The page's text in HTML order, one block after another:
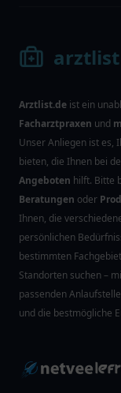
arztlist
Arztlist.de ist ein
Facharztpraxen und
Unser Anliegen ist es,
bieten, die Ihnen bei
Angeboten hilft. Bitte
Beratungen oder
Ihnen, die
persönlichen
bestimmten
Standorten suchen –
passenden
und die bestmögliche